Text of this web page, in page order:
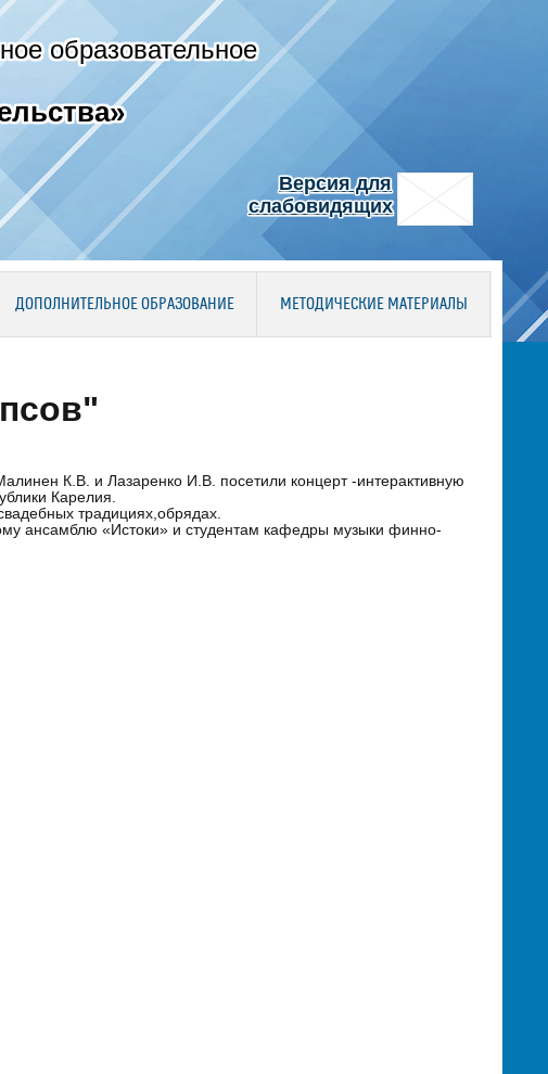
образовательное
Версия для
слабовидящих
ДОПОЛНИТЕЛЬНОЕ ОБРАЗОВАНИЕ МЕТОДИЧЕСКИЕ МАТЕРИАЛЫ
К.В. и Лазаренко И.В. посетили концерт -интерактивную
Карелия.
традициях,обрядах.
ансамблю «Истоки» и студентам кафедры музыки финно-